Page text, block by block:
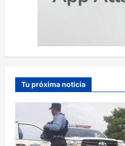
Tu próxima noticia